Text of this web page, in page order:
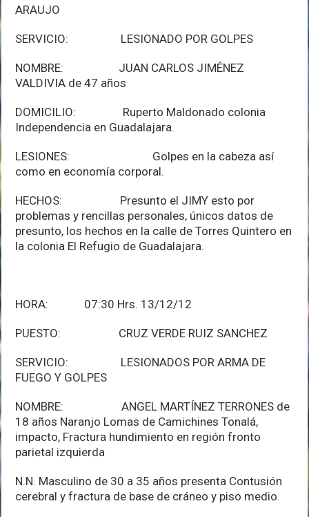
ARAUJO
SERVICIO: LESIONADO POR GOLPES
NOMBRE: JUAN CARLOS JIMÉNEZ
VALDIVIA de 47 años
DOMICILIO: Ruperto Maldonado colonia
Independencia en Guadalajara.
LESIONES: Golpes en la cabeza así
como en economía corporal.
HECHOS: Presunto el JIMY esto por
problemas y rencillas personales, únicos datos de
presunto, los hechos en la calle de Torres Quintero en
la colonia El Refugio de Guadalajara.
HORA: 07:30 Hrs. 13/12/12
PUESTO: CRUZ VERDE RUIZ SANCHEZ
SERVICIO: LESIONADOS POR ARMA DE
FUEGO Y GOLPES
NOMBRE: ANGEL MARTÍNEZ TERRONES de
18 años Naranjo Lomas de Camichines Tonalá,
impacto, Fractura hundimiento en región fronto
parietal izquierda
N.N. Masculino de 30 a 35 años presenta Contusión
cerebral y fractura de base de cráneo y piso medio.